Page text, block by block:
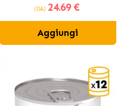
Metabolico per gatti al
pesce azzurro
(DA) 24.69 €
Aggiungi